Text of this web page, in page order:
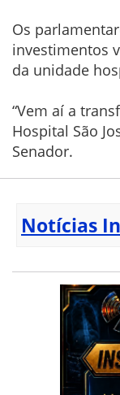
Os
investimentos
da unidade
“Vem aí a
Hospital São
Senador.
Notícias